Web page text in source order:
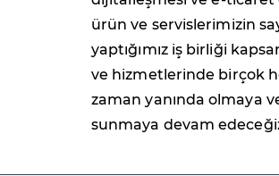
ürün ve servislerimizin
yaptığımız iş birliği
ve hizmetlerinde birçok
zaman yanında olmaya
sunmaya devam